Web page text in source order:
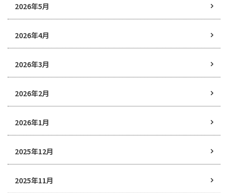
2026年5月
2026年4月
2026年3月
2026年2月
2026年1月
2025年12月
2025年11月